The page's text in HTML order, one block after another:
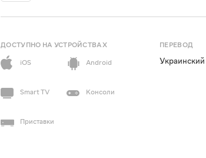
ДОСТУПНО НА УСТРОЙСТВАХ
iOS
Android
Smart TV Консоли
Приставки
ПЕРЕВОД
Украинский